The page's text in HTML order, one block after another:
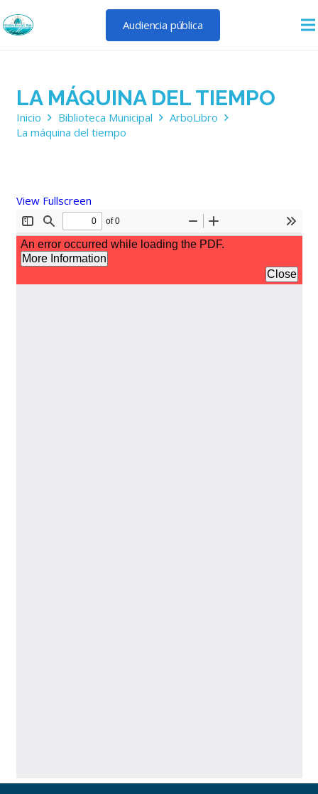
Audiencia pública
LA MÁQUINA DEL TIEMPO
Inicio Biblioteca Municipal
ArboLibro
La máquina del tiempo
View Fullscreen